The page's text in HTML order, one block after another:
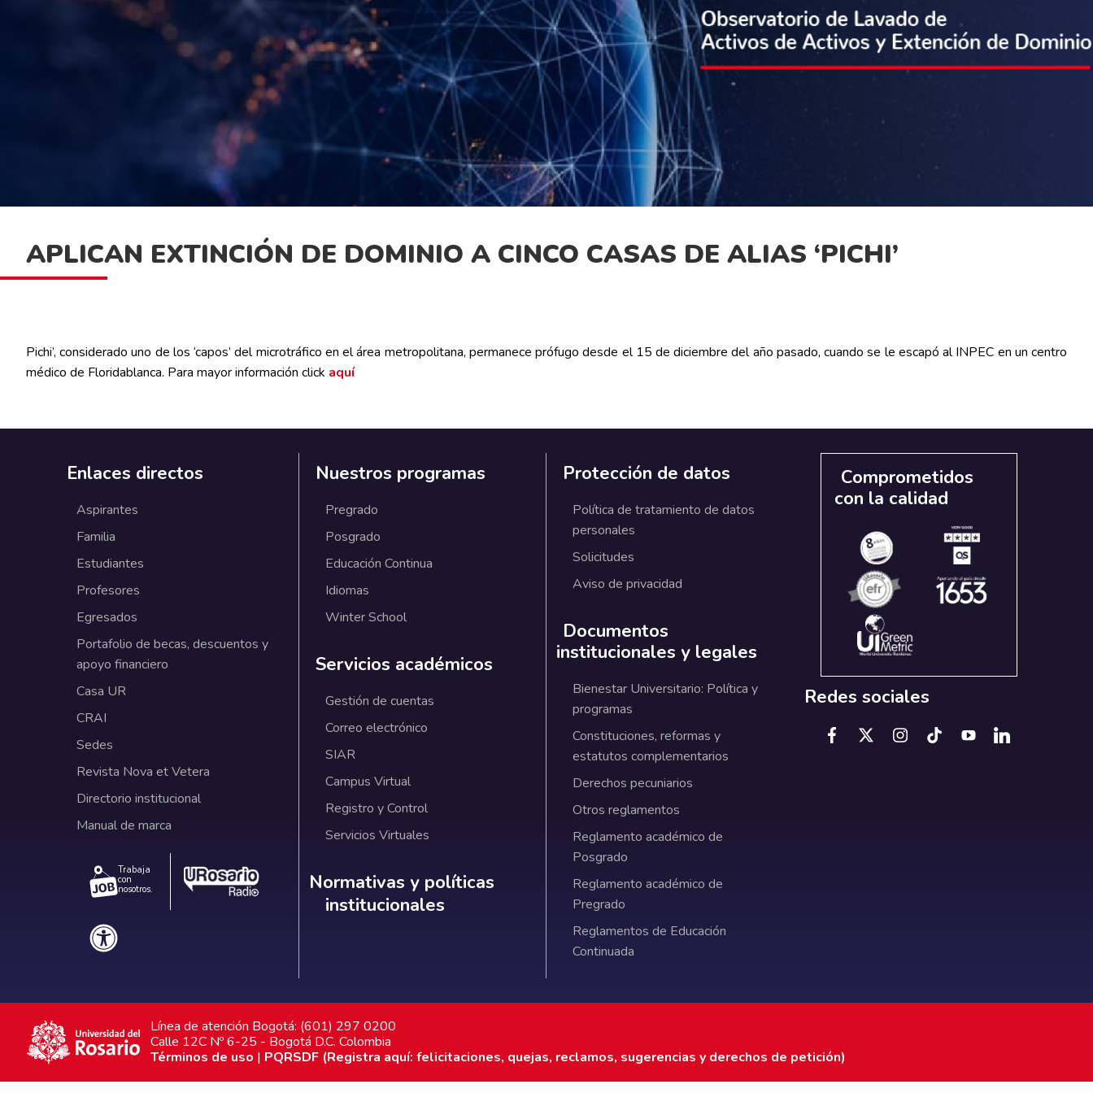
APLICAN EXTINCIÓN DE DOMINIO A CINCO CASAS DE ALIAS ‘PICHI’
Pichi’, considerado uno de los ‘capos’ del microtráfico en el área metropolitana, permanece prófugo desde el 15 de diciembre del año pasado, cuando se le escapó al INPEC en un centro
médico de Floridablanca. Para mayor información click aquí
Enlaces directos
Aspirantes
Familia
Estudiantes
Profesores
Egresados
Portafolio de becas, descuentos y
apoyo financiero
Casa UR
CRAI
Sedes
Revista Nova et Vetera
Directorio institucional
Manual de marca
Trabaja
con
nosotros.
Nuestros programas
Pregrado
Posgrado
Educación Continua
Idiomas
Winter School
Servicios académicos
Gestión de cuentas
Correo electrónico
SIAR
Campus Virtual
Registro y Control
Servicios Virtuales
Normativas y políticas institucionales
Normativas y políticas
institucionales
Protección de datos
Política de tratamiento de datos
personales
Solicitudes
Aviso de privacidad
Documentos
institucionales y legales
Bienestar Universitario: Política y
programas
Constituciones, reformas y
estatutos complementarios
Derechos pecuniarios
Otros reglamentos
Reglamento académico de
Posgrado
Reglamento académico de
Pregrado
Reglamentos de Educación
Continuada
Comprometidos
con la calidad
Redes sociales
Línea de atención Bogotá: (601) 297 0200
Calle 12C Nº 6-25 - Bogotá D.C. Colombia
Términos de uso | PQRSDF (Registra aquí: felicitaciones, quejas, reclamos, sugerencias y derechos de petición)